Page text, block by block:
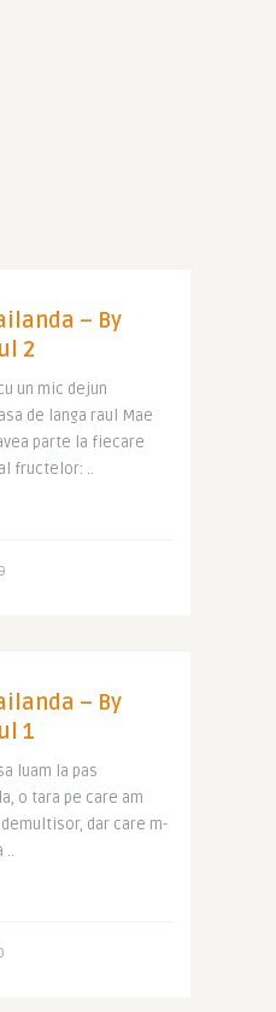
– By
2
un mic dejun
de langa raul Mae
parte la fiecare
fructelor: ..
– By
1
luam la pas
o tara pe care am
dar care m-
..